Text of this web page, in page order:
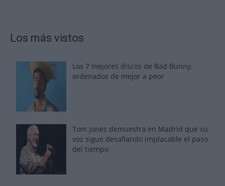
Los más vistos
Los 7 mejores discos de Bad Bunny,
ordenados de mejor a peor
Tom Jones demuestra en Madrid que su
voz sigue desafiando implacable el paso
del tiempo